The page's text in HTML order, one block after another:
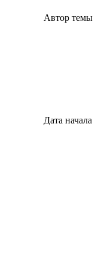
Автор темы
Дата начала